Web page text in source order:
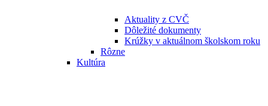
Aktuality z CVČ
Dôležité dokumenty
Krúžky v aktuálnom školskom roku
Rôzne
Kultúra